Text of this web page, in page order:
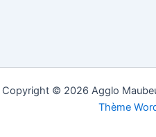
Copyright © 2026 Agglo
Thème